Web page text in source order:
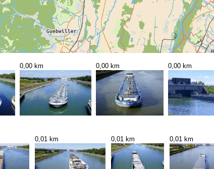
0,00 km 0,00 km 0,00 km
0,01 km 0,01 km 0,01 km